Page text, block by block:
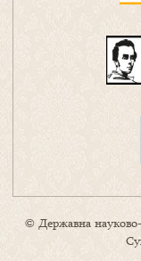
© Державна науково-